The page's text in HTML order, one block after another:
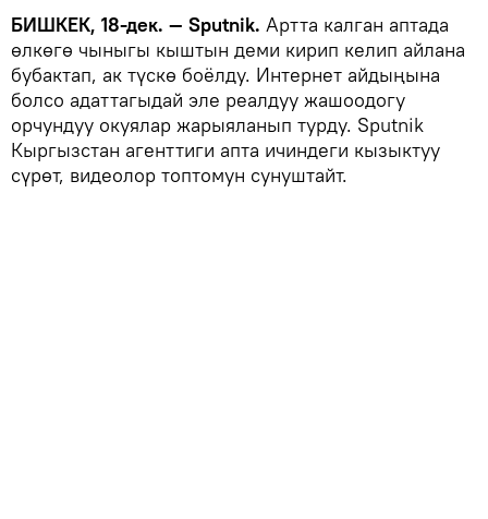
БИШКЕК, 18-дек. — Sputnik. Артта калган аптада
өлкөгө чыныгы кыштын деми кирип келип айлана
бубактап, ак түскө боёлду. Интернет айдыңына
болсо адаттагыдай эле реалдуу жашоодогу
орчундуу окуялар жарыяланып турду. Sputnik
Кыргызстан агенттиги апта ичиндеги кызыктуу
сүрөт, видеолор топтомун сунуштайт.